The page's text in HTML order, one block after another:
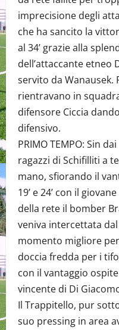
imprecisione degli
che ha sancito la
al 34’ grazie alla
dell’attaccante etneo
servito da Wanausek.
rientravano in
difensore Ciccia
difensivo.
PRIMO TEMPO: Sin
ragazzi di Schifilliti a
mano, sfiorando il
19’ e 24’ con il
della rete il bomber
veniva intercettata
momento migliore
doccia fredda per i
con il vantaggio
vincente di Di
Il Trappitello, pur
suo pressing in area